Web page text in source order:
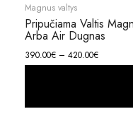
Magnus valtys
Pripučiama Valtis
Arba Air Dugnas
390.00€ – 420.00€